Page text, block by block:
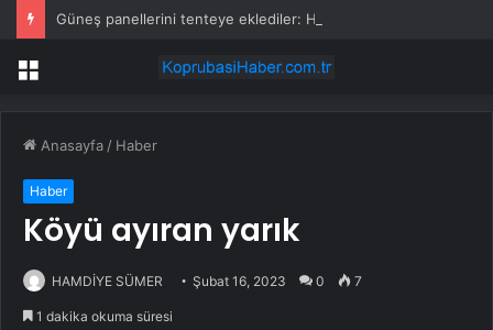
Menü
Anasayfa / Haber
Haber
Köyü ayıran yarık
HAMDİYE SÜMER Şubat 16, 2023 0 7
1 dakika okuma süresi